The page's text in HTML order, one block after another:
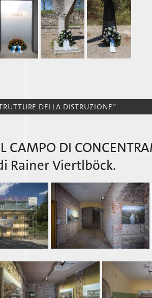
DELLA DISTRUZIONE”
CAMPO DI
Rainer Viertlböck.